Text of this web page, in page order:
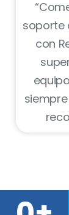
soporte
con